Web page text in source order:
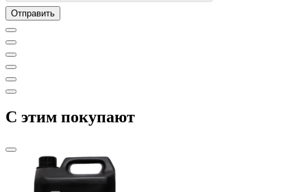
C этим покупают